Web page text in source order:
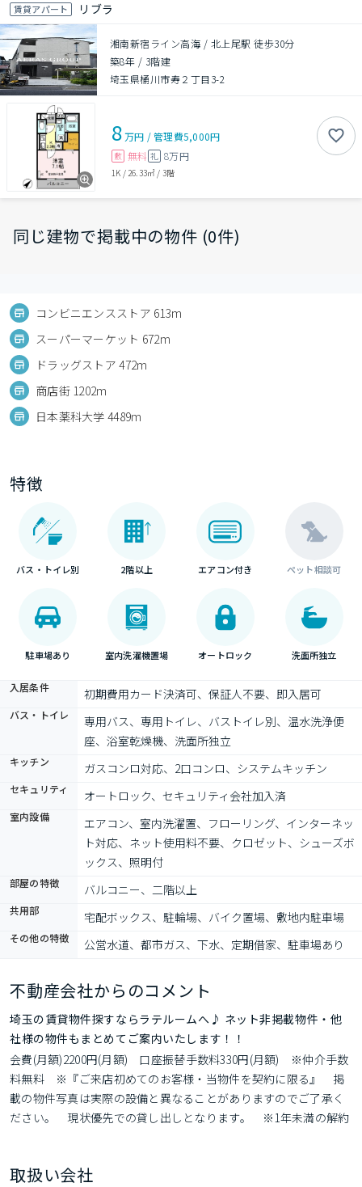
賃貸アパート リブラ
湘南新宿ライン高海 / 北上尾駅 徒歩30分
築8年 / 3階建
埼玉県桶川市寿２丁目3-2
8万円 /管理費5,000円
敷 無料 礼 8万円
1K / 26.33㎡ / 3階
同じ建物で掲載中の物件 (0件)
コンビニエンスストア 613m
スーパーマーケット 672m
ドラッグストア 472m
商店街 1202m
日本薬科大学 4489m
特徴
バス・トイレ別 2階以上 エアコン付き ペット相談可
駐車場あり 室内洗濯機置場 オートロック 洗面所独立
入居条件 初期費用カード決済可、保証人不要、即入居可
バス・トイレ
専用バス、専用トイレ、バストイレ別、温水洗浄便
座、浴室乾燥機、洗面所独立
キッチン ガスコンロ対応、2口コンロ、システムキッチン
セキュリティ オートロック、セキュリティ会社加入済
室内設備
エアコン、室内洗濯置、フローリング、インターネッ
ト対応、ネット使用料不要、クロゼット、シューズボ
ックス、照明付
部屋の特徴 バルコニー、二階以上
共用部 宅配ボックス、駐輪場、バイク置場、敷地内駐車場
その他の特徴 公営水道、都市ガス、下水、定期借家、駐車場あり
不動産会社からのコメント
埼玉の賃貸物件探すならラテルームへ♪ ネット非掲載物件・他
社様の物件もまとめてご案内いたします！！
会費(月額)2200円(月額)　口座振替手数料330円(月額)　※仲介手数
料無料　※『ご来店初めてのお客様・当物件を契約に限る』　掲
載の物件写真は実際の設備と異なることがありますのでご了承く
ださい。　現状優先での貸し出しとなります。　※1年未満の解約
取扱い会社